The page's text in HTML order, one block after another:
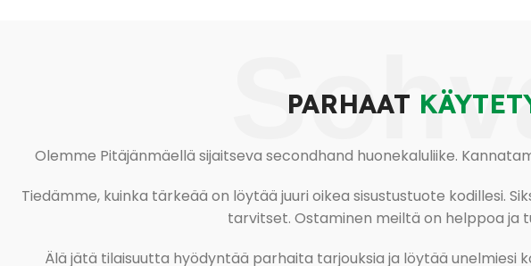
PARHAAT
Olemme Pitäjänmäellä sijaitseva secondhand huonekaluliike.
Tiedämme, kuinka tärkeää on löytää juuri oikea sisustustuote kodillesi.
tarvitset. Ostaminen meiltä on helppoa ja
Älä jätä tilaisuutta hyödyntää parhaita tarjouksia ja löytää unelmiesi